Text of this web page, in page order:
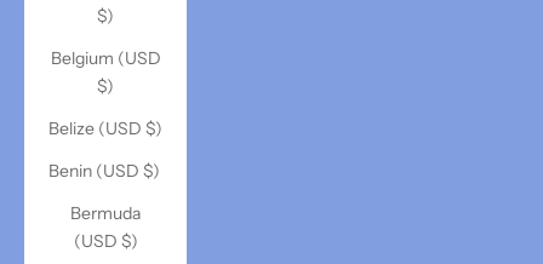
$)
Belgium (USD
$)
Belize (USD $)
Benin (USD $)
Bermuda
(USD $)